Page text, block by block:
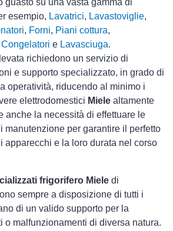
guasto su una vasta gamma di
esempio, Lavatrici, Lavastoviglie,
, Forni, Piani cottura,
Congelatori e Lavasciuga.
richiedono un servizio di
e supporto specializzato, in grado di
operatività, riducendo al minimo i
elettrodomestici Miele altamente
anche la necessità di effettuare le
manutenzione per garantire il perfetto
apparecchi e la loro durata nel corso
frigorifero Miele di
sempre a disposizione di tutti i
di un valido supporto per la
o malfunzionamenti di diversa natura.